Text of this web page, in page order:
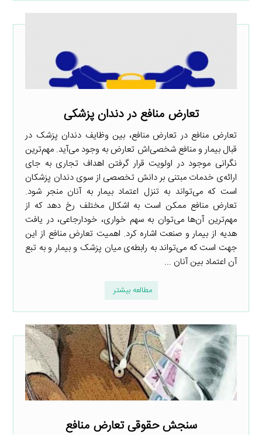
تعارض منافع در دندان پزشکی
تعارض منافع در تعارض منافع، بین وظایف دندان پزشک در
قبال بیمار و منافع شخصی‌اش تعارض به وجود می‌آید. مهم‌ترین
نگرانی موجود در اولویت قرار گرفتن اهداف تجاری به جای
ارائه‌ی خدمات مبتنی بر دانش تخصصی از سوی دندان پزشکان
است که می‌تواند به تنزل اعتماد بیمار به آنان منجر شود.
تعارض منافع ممکن است به اشکال مختلف رخ دهد که از
مهم‌ترین آن‌ها می‌توان به سهم خواری، خودارجاعی، در یافت
هدیه از بیمار و صنعت اشاره کرد. اهمیت تعارض منافع از این
جهت است که می‌تواند به رابطه‌ی میان پزشک و بیمار و به تبع
آن اعتماد بین آنان ...
مطالعه بیشتر
سنجش حقوقی تعارض منافع